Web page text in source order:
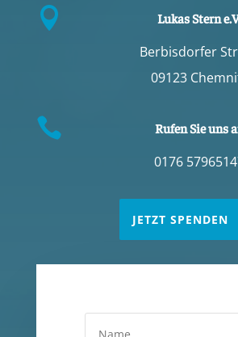
 Lukas Stern
Berbisdorfer
09123
 Rufen Sie uns
0176
JETZT SPENDEN